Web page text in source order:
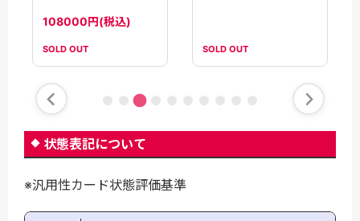
108000円(税込)
SOLD OUT SOLD OUT
状態表記について
※汎用性カード状態評価基準